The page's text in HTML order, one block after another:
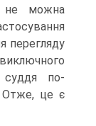
не можна
перегляду
суддя по-
Отже, це є